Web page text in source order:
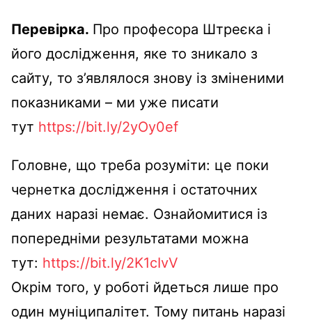
Перевірка. Про професора Штреєка і
його дослідження, яке то зникало з
сайту, то з’являлося знову із зміненими
показниками – ми уже писати
тут https://bit.ly/2yOy0ef
Головне, що треба розуміти: це поки
чернетка дослідження і остаточних
даних наразі немає. Ознайомитися із
попередніми результатами можна
тут: https://bit.ly/2K1cIvV
Окрім того, у роботі йдеться лише про
один муніципалітет. Тому питань наразі